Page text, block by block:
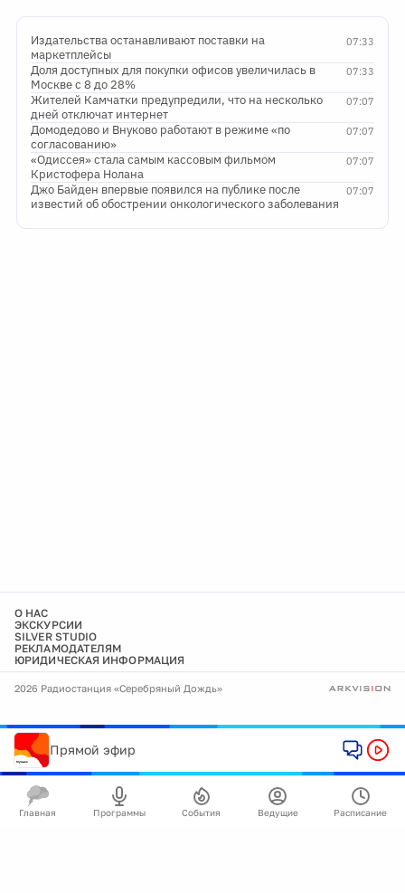
07:33
Издательства останавливают поставки на
маркетплейсы
07:33
Доля доступных для покупки офисов увеличилась в
Москве с 8 до 28%
07:07
Жителей Камчатки предупредили, что на несколько
дней отключат интернет
07:07
Домодедово и Внуково работают в режиме «по
согласованию»
07:07
«Одиссея» стала самым кассовым фильмом
Кристофера Нолана
07:07
Джо Байден впервые появился на публике после
известий об обострении онкологического заболевания
О НАС
ЭКСКУРСИИ
SILVER STUDIO
РЕКЛАМОДАТЕЛЯМ
ЮРИДИЧЕСКАЯ ИНФОРМАЦИЯ
2026 Радиостанция «Серебряный Дождь»
Прямой эфир
Главная Программы События Ведущие Расписание